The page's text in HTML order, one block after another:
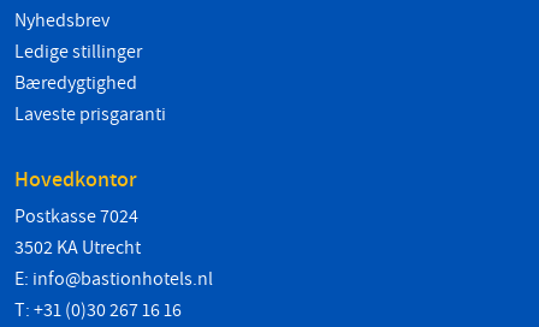
Nyhedsbrev
Ledige stillinger
Bæredygtighed
Laveste prisgaranti
Hovedkontor
Postkasse 7024
3502 KA Utrecht
E: info@bastionhotels.nl
T: +31 (0)30 267 16 16